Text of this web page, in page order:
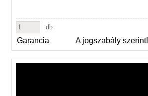
db
Garancia A jogszabály szerint!